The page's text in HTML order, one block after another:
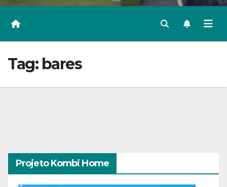
Tag: bares
Projeto Kombi Home